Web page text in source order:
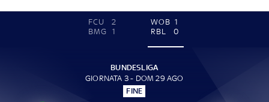
FCU
2
BMG
1
WOB 1
RBL
0
BUNDESLIGA
GIORNATA 3 - DOM 29 AGO
FINE